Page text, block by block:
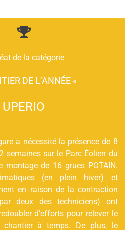
de la catégorie
DE L’ANNÉE «
UPERIO
a nécessité la présence de 8
semaines sur le Parc Éolien du
montage de 16 grues POTAIN.
(en plein hiver) et
en raison de la contraction
deux des techniciens) ont
d’efforts pour relever le
à temps. De plus, le